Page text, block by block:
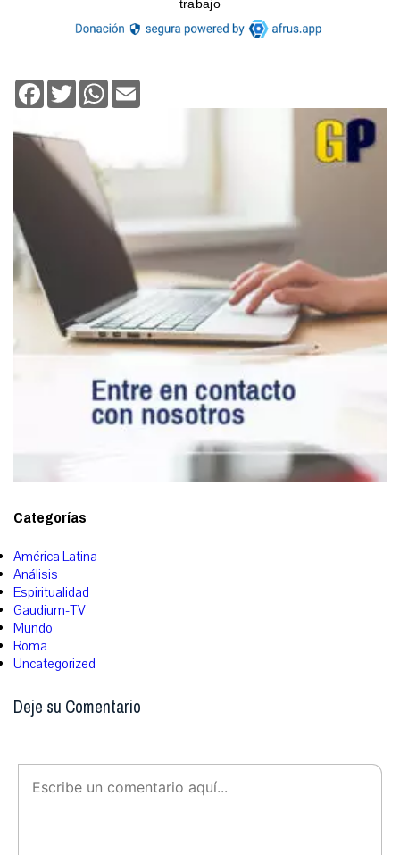
Facebook
TwitterWhatsApp
Categorías
América Latina
Análisis
Espiritualidad
Gaudium-TV
Mundo
Roma
Uncategorized
Deje su Comentario